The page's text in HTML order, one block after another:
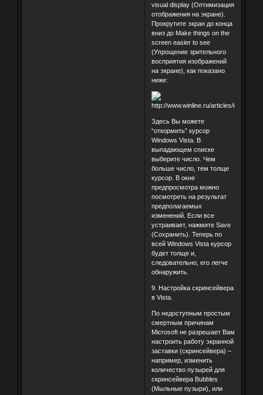
visual display (Оптимизация
отображения на экране).
Прокрутите экран до конца
вниз до Make things on the
screen easier to see
(Упрощение зрительного
восприятия изображений
на экране), как показано
ниже:
Здесь Вы можете
“откормить” курсор
Windows Vista. В
выпадающем списке
выберите число. Чем
больше число, тем толще
курсор. В окне
предпросмотра можно
посмотреть на результат
предполагаемых
изменений. Если все
устраивает, нажмите Save
(Сохранить). Теперь по
всей Windows Vista курсор
будет толще и,
следовательно, его легче
обнаружить.
9. Настройка скринсейвера
в Vista.
По недоступным простым
смертным причинам
Microsoft не разрешает Вам
настроить работу экранной
заставки (скринсейвера) –
например, изменить
количество пузырей для
скринсейвера Bubbles
(Мыльные пузыри), или